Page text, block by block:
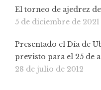
El torneo de ajedrez
5 de diciembre de 2021
Presentado el Día de
previsto para el 25 de
28 de julio de 2012